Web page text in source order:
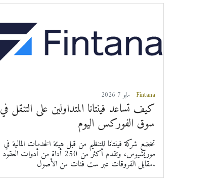
Fintana
كيف تساعد فينتانا المتداولين على التنقل في
سوق الفوركس اليوم
تخضع شركة فينتانا للتنظيم من قبل هيئة الخدمات المالية في
موريشيوس، وتقدم أكثر من 250 أداة من أدوات العقود
مقابل الفروقات عبر ست فئات من الأصول.